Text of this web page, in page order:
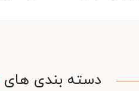
دسته بندی های